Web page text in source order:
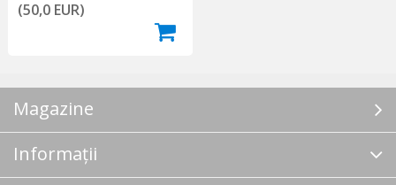
(50,0 EUR)
Magazine
Informații